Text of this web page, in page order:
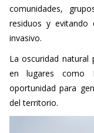
comunidades,
residuos y evitando
invasivo.
La oscuridad natural
en lugares como
oportunidad para
del territorio.